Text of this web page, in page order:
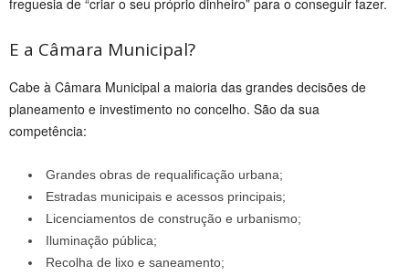
freguesia de “criar o seu próprio dinheiro” para o conseguir fazer.
E a Câmara Municipal?
Cabe à Câmara Municipal a maioria das grandes decisões de
planeamento e investimento no concelho. São da sua
competência:
Grandes obras de requalificação urbana;
Estradas municipais e acessos principais;
Licenciamentos de construção e urbanismo;
Iluminação pública;
Recolha de lixo e saneamento;